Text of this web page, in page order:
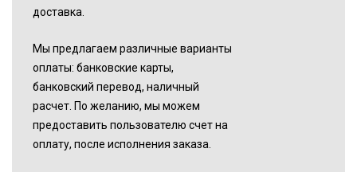
доставка.
Мы предлагаем различные варианты
оплаты: банковские карты,
банковский перевод, наличный
расчет. По желанию, мы можем
предоставить пользователю счет на
оплату, после исполнения заказа.